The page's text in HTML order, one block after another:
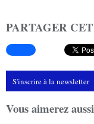
PARTAGER
S'inscrire à la newsletter
Vous aimerez